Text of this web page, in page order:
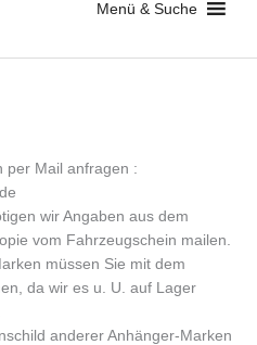
Menü & Suche
per Mail anfragen :
wir Angaben aus dem
vom Fahrzeugschein mailen.
müssen Sie mit dem
da wir es u. U. auf Lager
anderer Anhänger-Marken